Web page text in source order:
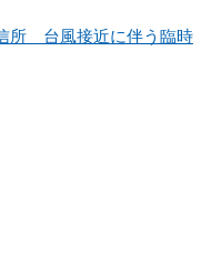
所 台風接近に伴う臨時